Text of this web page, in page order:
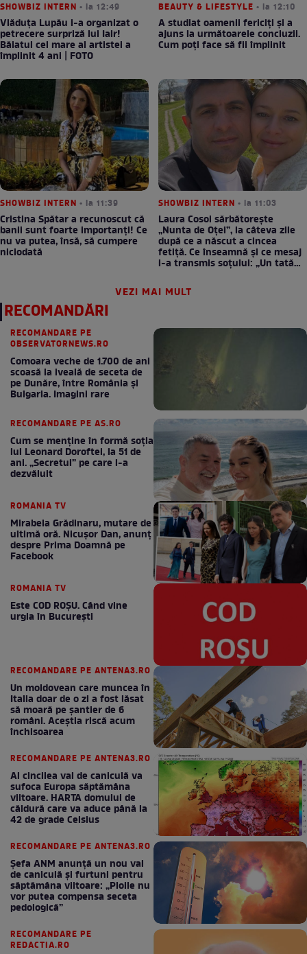
SHOWBIZ INTERN • la 12:49
Vlăduța Lupău i-a organizat o
petrecere surpriză lui Iair!
Băiatul cel mare al artistei a
împlinit 4 ani | FOTO
BEAUTY & LIFESTYLE • la 12:10
A studiat oamenii fericiți și a
ajuns la următoarele concluzii.
Cum poți face să fii împlinit
SHOWBIZ INTERN • la 11:39
Cristina Spătar a recunoscut că
banii sunt foarte importanți! Ce
nu va putea, însă, să cumpere
niciodată
SHOWBIZ INTERN • la 11:03
Laura Cosoi sărbătorește
„Nunta de Oțel”, la câteva zile
după ce a născut a cincea
fetiță. Ce înseamnă și ce mesaj
i-a transmis soțului: „Un tată
VEZI MAI MULT
RECOMANDĂRI
RECOMANDARE PE
OBSERVATORNEWS.RO
Comoara veche de 1.700 de ani
scoasă la iveală de seceta de
pe Dunăre, între România şi
Bulgaria. Imagini rare
RECOMANDARE PE AS.RO
Cum se menţine în formă soţia
lui Leonard Doroftei, la 51 de
ani. „Secretul” pe care l-a
dezvăluit
ROMANIA TV
Mirabela Grădinaru, mutare de
ultimă oră. Nicuşor Dan, anunţ
despre Prima Doamnă pe
Facebook
ROMANIA TV
Este COD ROŞU. Când vine
urgia în Bucureşti
RECOMANDARE PE ANTENA3.RO
Un moldovean care muncea în
Italia doar de o zi a fost lăsat
să moară pe şantier de 6
români. Aceștia riscă acum
închisoarea
RECOMANDARE PE ANTENA3.RO
Al cincilea val de caniculă va
sufoca Europa săptămâna
viitoare. HARTA domului de
căldură care va aduce până la
42 de grade Celsius
RECOMANDARE PE ANTENA3.RO
Șefa ANM anunță un nou val
de caniculă și furtuni pentru
săptămâna viitoare: „Ploile nu
vor putea compensa seceta
pedologică”
RECOMANDARE PE
REDACTIA.RO